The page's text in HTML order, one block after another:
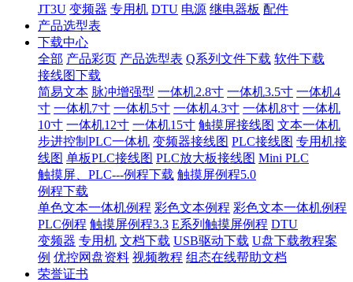
JT3U 变频器 专用机 DTU 电源 继电器板 配件
产品选型表
下载中心
全部 产品彩页 产品选型表 Q系列文件下载 软件下载
接线图下载
简易文本 脉冲增强型 一体机2.8寸 一体机3.5寸 一体机4
寸 一体机7寸 一体机5寸 一体机4.3寸 一体机8寸 一体机
10寸 一体机12寸 一体机15寸 触摸屏接线图 文本一体机
步进控制PLC一体机 变频器接线图 PLC接线图 专用机接
线图 单板PLC接线图 PLC放大板接线图 Mini PLC
触摸屏、PLC---例程下载 触摸屏例程5.0
例程下载
单色文本一体机例程 彩色文本例程 彩色文本一体机例程
PLC例程 触摸屏例程3.3 E系列触摸屏例程 DTU
变频器 专用机 文档下载 USB驱动下载 U盘下载教程案
例 优控网盘资料 视频教程 组态在线帮助文档
荣誉证书